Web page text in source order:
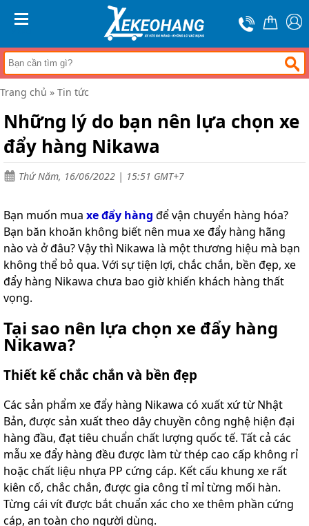
Trang
chủ
Xe
đẩy
hàng
Xe
tay
Bánh
xe
đẩy
Tin
tức
Liên
hệ
Trang chủ » Tin tức
Những lý do bạn nên lựa chọn xe
đẩy hàng Nikawa
Thứ Năm, 16/06/2022 | 15:51 GMT+7
Bạn muốn mua xe đẩy hàng để vận chuyển hàng hóa?
Bạn băn khoăn không biết nên mua xe đẩy hàng hãng
nào và ở đâu? Vậy thì Nikawa là một thương hiệu mà bạn
không thể bỏ qua. Với sự tiện lợi, chắc chắn, bền đẹp, xe
đẩy hàng Nikawa chưa bao giờ khiến khách hàng thất
vọng.
Tại sao nên lựa chọn xe đẩy hàng
Nikawa?
Thiết kế chắc chắn và bền đẹp
Các sản phẩm xe đẩy hàng Nikawa có xuất xứ từ Nhật
Bản, được sản xuất theo dây chuyền công nghệ hiện đại
hàng đầu, đạt tiêu chuẩn chất lượng quốc tế. Tất cả các
mẫu xe đẩy hàng đều được làm từ thép cao cấp không rỉ
hoặc chất liệu nhựa PP cứng cáp. Kết cấu khung xe rất
kiên cố, chắc chắn, được gia công tỉ mỉ từng mối hàn.
Từng cái vít được bắt chuẩn xác cho xe thêm phần cứng
cáp, an toàn cho người dùng.